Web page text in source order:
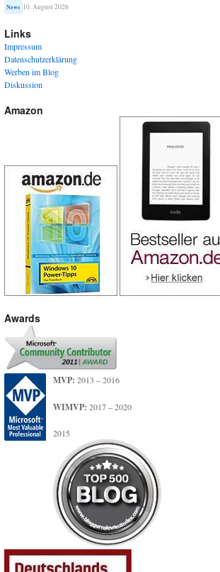
News 10. August 2026
Links
Impressum
Datenschutzerklärung
Werben im Blog
Diskussion
Amazon
Awards
MVP: 2013 – 2016
WIMVP: 2017 – 2020
2015